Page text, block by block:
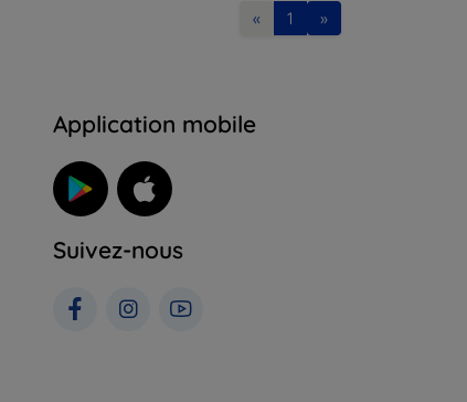
« 1 »
Application mobile
Suivez-nous